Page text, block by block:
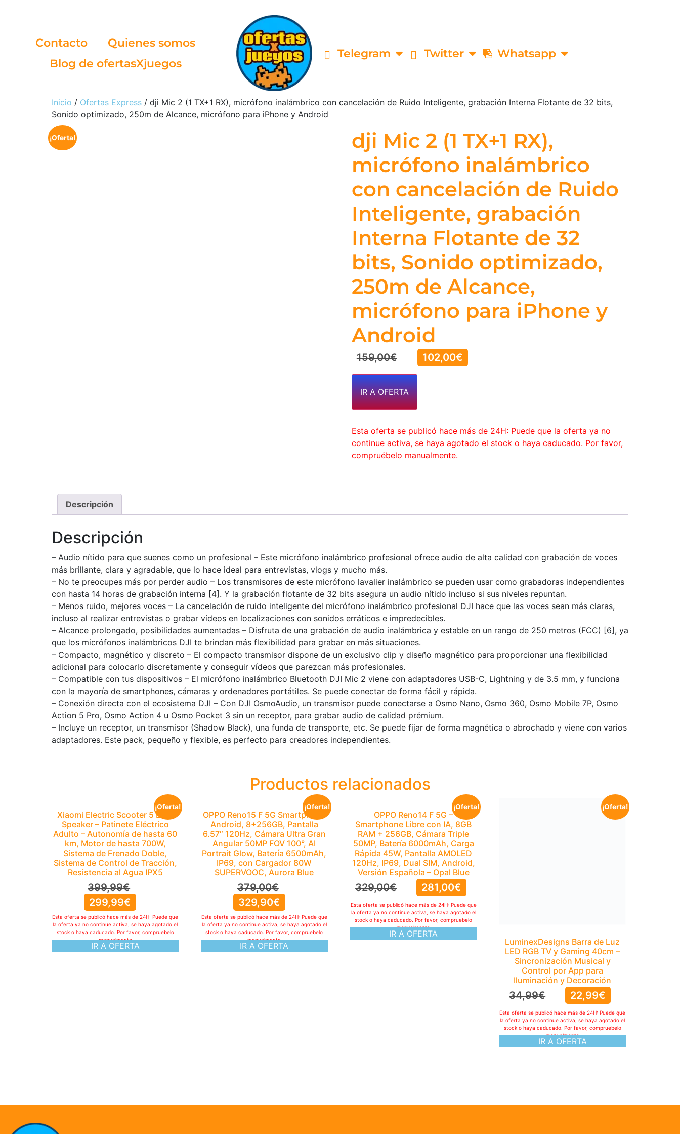
Contacto
Quienes somos
Blog de ofertasXjuegos
Telegram Twitter Whatsapp
Inicio / Ofertas Express / dji Mic 2 (1 TX+1 RX), micrófono inalámbrico con cancelación de Ruido Inteligente, grabación Interna Flotante de 32 bits,
Sonido optimizado, 250m de Alcance, micrófono para iPhone y Android
¡Oferta!
dji Mic 2 (1 TX+1 RX),
micrófono inalámbrico
con cancelación de Ruido
Inteligente, grabación
Interna Flotante de 32
bits, Sonido optimizado,
250m de Alcance,
micrófono para iPhone y
Android
159,00€ 102,00€
IR A OFERTA
Esta oferta se publicó hace más de 24H: Puede que la oferta ya no
continue activa, se haya agotado el stock o haya caducado. Por favor,
compruébelo manualmente.
Descripción
Descripción
– Audio nítido para que suenes como un profesional – Este micrófono inalámbrico profesional ofrece audio de alta calidad con grabación de voces
más brillante, clara y agradable, que lo hace ideal para entrevistas, vlogs y mucho más.
– No te preocupes más por perder audio – Los transmisores de este micrófono lavalier inalámbrico se pueden usar como grabadoras independientes
con hasta 14 horas de grabación interna [4]. Y la grabación flotante de 32 bits asegura un audio nítido incluso si sus niveles repuntan.
– Menos ruido, mejores voces – La cancelación de ruido inteligente del micrófono inalámbrico profesional DJI hace que las voces sean más claras,
incluso al realizar entrevistas o grabar vídeos en localizaciones con sonidos erráticos e impredecibles.
– Alcance prolongado, posibilidades aumentadas – Disfruta de una grabación de audio inalámbrica y estable en un rango de 250 metros (FCC) [6], ya
que los micrófonos inalámbricos DJI te brindan más flexibilidad para grabar en más situaciones.
– Compacto, magnético y discreto – El compacto transmisor dispone de un exclusivo clip y diseño magnético para proporcionar una flexibilidad
adicional para colocarlo discretamente y conseguir vídeos que parezcan más profesionales.
– Compatible con tus dispositivos – El micrófono inalámbrico Bluetooth DJI Mic 2 viene con adaptadores USB-C, Lightning y de 3.5 mm, y funciona
con la mayoría de smartphones, cámaras y ordenadores portátiles. Se puede conectar de forma fácil y rápida.
– Conexión directa con el ecosistema DJI – Con DJI OsmoAudio, un transmisor puede conectarse a Osmo Nano, Osmo 360, Osmo Mobile 7P, Osmo
Action 5 Pro, Osmo Action 4 u Osmo Pocket 3 sin un receptor, para grabar audio de calidad prémium.
– Incluye un receptor, un transmisor (Shadow Black), una funda de transporte, etc. Se puede fijar de forma magnética o abrochado y viene con varios
adaptadores. Este pack, pequeño y flexible, es perfecto para creadores independientes.
Productos relacionados
¡Oferta!
Xiaomi Electric Scooter 5 ES +
Speaker – Patinete Eléctrico
Adulto – Autonomía de hasta 60
km, Motor de hasta 700W,
Sistema de Frenado Doble,
Sistema de Control de Tracción,
Resistencia al Agua IPX5
399,99€
299,99€
IR A OFERTA
Esta oferta se publicó hace más de 24H: Puede que
la oferta ya no continue activa, se haya agotado el
stock o haya caducado. Por favor, compruebelo
manualmente
¡Oferta!
OPPO Reno15 F 5G Smartphone
Android, 8+256GB, Pantalla
6.57″ 120Hz, Cámara Ultra Gran
Angular 50MP FOV 100°, AI
Portrait Glow, Batería 6500mAh,
IP69, con Cargador 80W
SUPERVOOC, Aurora Blue
379,00€
329,90€
IR A OFERTA
Esta oferta se publicó hace más de 24H: Puede que
la oferta ya no continue activa, se haya agotado el
stock o haya caducado. Por favor, compruebelo
manualmente
¡Oferta!
OPPO Reno14 F 5G –
Smartphone Libre con IA, 8GB
RAM + 256GB, Cámara Triple
50MP, Batería 6000mAh, Carga
Rápida 45W, Pantalla AMOLED
120Hz, IP69, Dual SIM, Android,
Versión Española – Opal Blue
329,00€ 281,00€
IR A OFERTA
Esta oferta se publicó hace más de 24H: Puede que
la oferta ya no continue activa, se haya agotado el
stock o haya caducado. Por favor, compruebelo
manualmente
¡Oferta!
LuminexDesigns Barra de Luz
LED RGB TV y Gaming 40cm –
Sincronización Musical y
Control por App para
Iluminación y Decoración
34,99€ 22,99€
IR A OFERTA
Esta oferta se publicó hace más de 24H: Puede que
la oferta ya no continue activa, se haya agotado el
stock o haya caducado. Por favor, compruebelo
manualmente